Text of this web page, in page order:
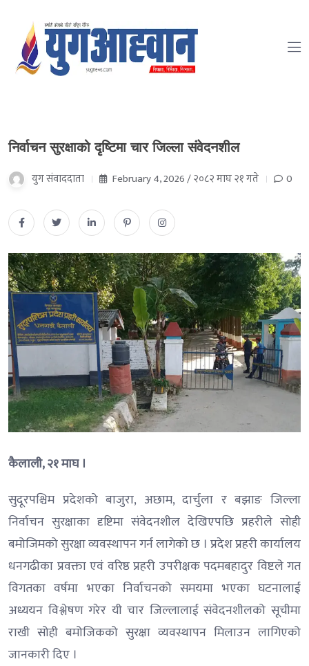
निर्वाचन सुरक्षाको दृष्टिमा चार जिल्ला संवेदनशील
युग संवाददाता February 4, 2026 / २०८२ माघ २१ गते 0
कैलाली, २१ माघ ।
सुदूरपश्चिम प्रदेशको बाजुरा, अछाम, दार्चुला र बझाङ जिल्ला
निर्वाचन सुरक्षाका दृष्टिमा संवेदनशील देखिएपछि प्रहरीले सोही
बमोजिमको सुरक्षा व्यवस्थापन गर्न लागेको छ । प्रदेश प्रहरी कार्यालय
धनगढीका प्रवक्ता एवं वरिष्ठ प्रहरी उपरीक्षक पदमबहादुर विष्टले गत
विगतका वर्षमा भएका निर्वाचनको समयमा भएका घटनालाई
अध्ययन विश्लेषण गरेर यी चार जिल्लालाई संवेदनशीलको सूचीमा
राखी सोही बमोजिकको सुरक्षा व्यवस्थापन मिलाउन लागिएको
जानकारी दिए ।